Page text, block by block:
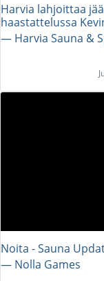
Harvia lahjoittaa
haastattelussa
― Harvia Sauna &
Noita - Sauna
― Nolla Games